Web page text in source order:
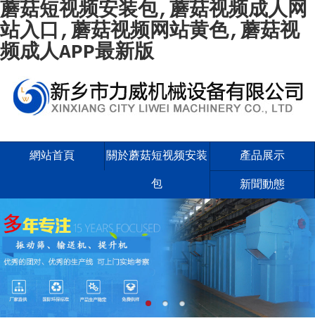
蘑菇短视频安装包,蘑菇视频成人网
站入口,蘑菇视频网站黄色,蘑菇视
频成人APP最新版
網站首頁 關於蘑菇短视频安装
包
產品展示
新聞動態
聯係蘑菇短视频安装